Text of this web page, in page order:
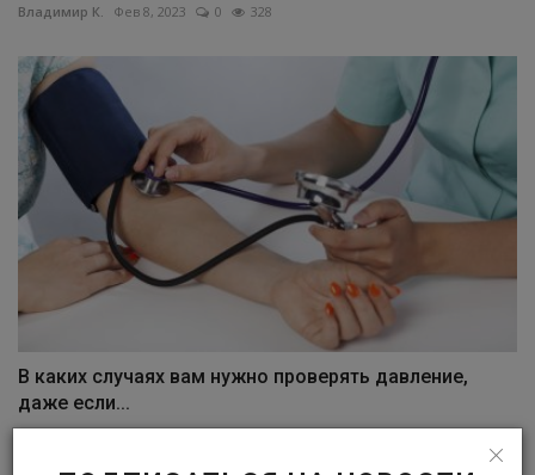
Владимир К. Фев 8, 2023 0 328
В каких случаях вам нужно проверять давление,
даже если...